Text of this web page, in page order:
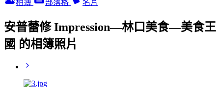
相簿 部落格 名片
安普蕾修 Impression—林口美食—美食王
國 的相簿照片